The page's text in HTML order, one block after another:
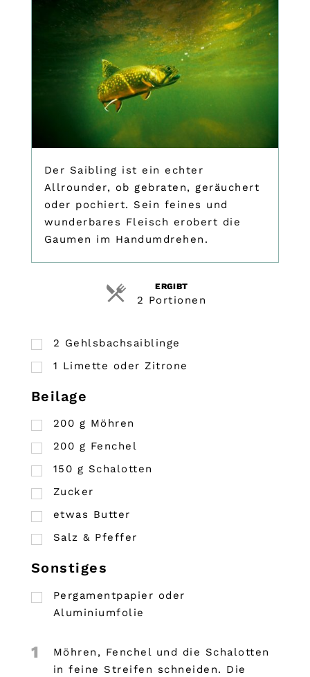
Der Saibling ist ein echter
Allrounder, ob gebraten, geräuchert
oder pochiert. Sein feines und
wunderbares Fleisch erobert die
Gaumen im Handumdrehen.
ERGIBT
2 Portionen
2 Gehlsbachsaiblinge
1 Limette oder Zitrone
Beilage
200 g Möhren
200 g Fenchel
150 g Schalotten
Zucker
etwas Butter
Salz & Pfeffer
Sonstiges
Pergamentpapier oder
Aluminiumfolie
1
Möhren, Fenchel und die Schalotten
in feine Streifen schneiden. Die